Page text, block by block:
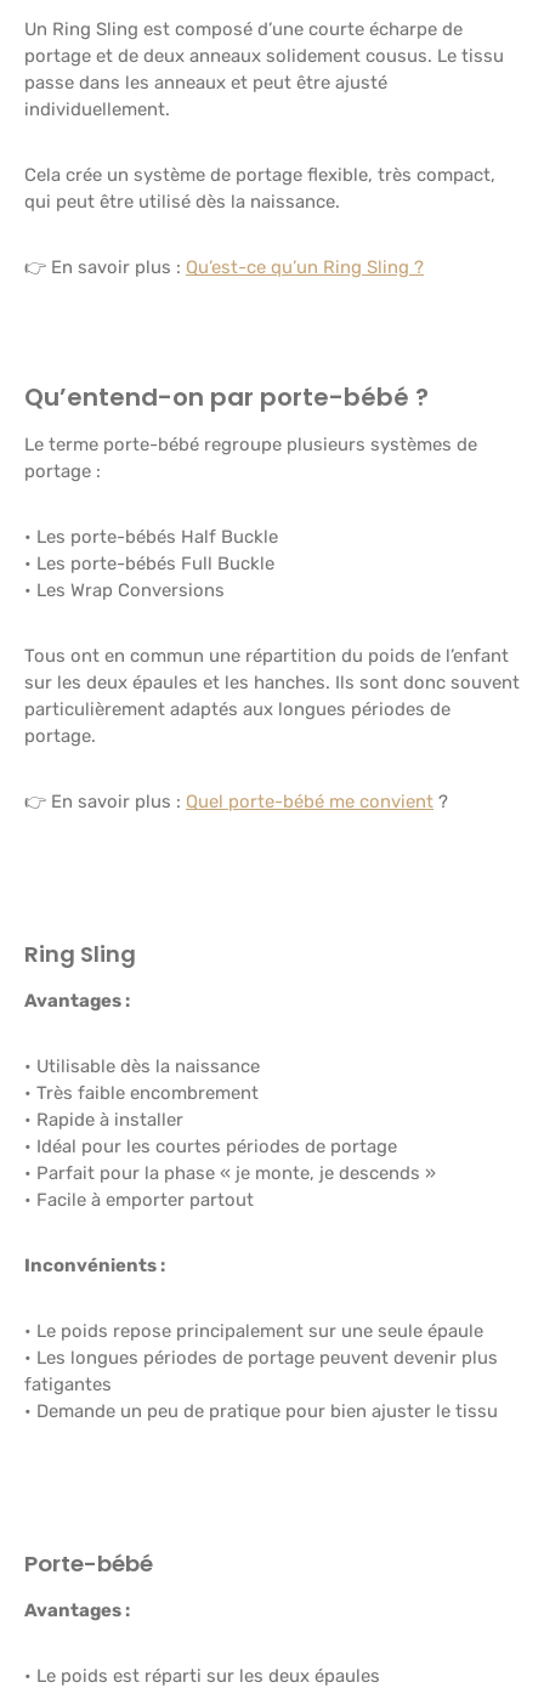
Un Ring Sling est composé d’une courte écharpe de
portage et de deux anneaux solidement cousus. Le tissu
passe dans les anneaux et peut être ajusté
individuellement.
Cela crée un système de portage flexible, très compact,
qui peut être utilisé dès la naissance.
👉 En savoir plus : Qu’est-ce qu’un Ring Sling ?
Qu’entend-on par porte-bébé ?
Le terme porte-bébé regroupe plusieurs systèmes de
portage :
• Les porte-bébés Half Buckle
• Les porte-bébés Full Buckle
• Les Wrap Conversions
Tous ont en commun une répartition du poids de l’enfant
sur les deux épaules et les hanches. Ils sont donc souvent
particulièrement adaptés aux longues périodes de
portage.
👉 En savoir plus : Quel porte-bébé me convient ?
Ring Sling
Avantages :
• Utilisable dès la naissance
• Très faible encombrement
• Rapide à installer
• Idéal pour les courtes périodes de portage
• Parfait pour la phase « je monte, je descends »
• Facile à emporter partout
Inconvénients :
• Le poids repose principalement sur une seule épaule
• Les longues périodes de portage peuvent devenir plus
fatigantes
• Demande un peu de pratique pour bien ajuster le tissu
Porte-bébé
Avantages :
• Le poids est réparti sur les deux épaules